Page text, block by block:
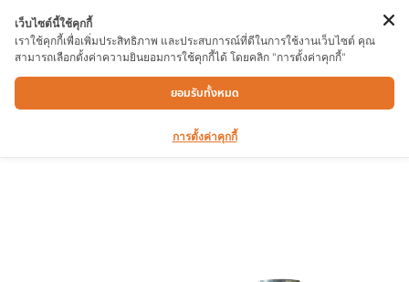
แป๊บลดป่องกลางลดพิเศษ 2″x1″
เว็บไซต์นี้ใช้คุกกี้
เราใช้คุกกี้เพื่อเพิ่มประสิทธิภาพ และประสบการณ์ที่ดีในการใช้งานเว็บไซต์ คุณ
สามารถเลือกตั้งค่าความยินยอมการใช้คุกกี้ได้ โดยคลิก "การตั้งค่าคุกกี้"
ยอมรับทั้งหมด
การตั้งค่าคุกกี้